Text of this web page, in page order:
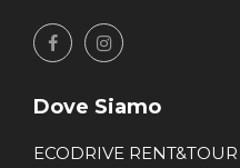
Dove Siamo
ECODRIVE RENT&TOUR